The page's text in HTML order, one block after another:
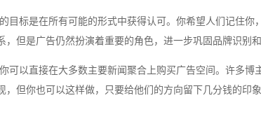
标是在所有可能的形式中获得认可。你希望人们记住你
，但是广告仍然扮演着重要的角色，进一步巩固品牌识别和
以直接在大多数主要新闻聚合上购买广告空间。许多博
，但你也可以这样做，只要给他们的方向留下几分钱的印